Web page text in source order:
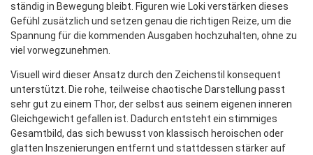
ständig in Bewegung bleibt. Figuren wie Loki verstärken dieses
Gefühl zusätzlich und setzen genau die richtigen Reize, um die
Spannung für die kommenden Ausgaben hochzuhalten, ohne zu
viel vorwegzunehmen.
Visuell wird dieser Ansatz durch den Zeichenstil konsequent
unterstützt. Die rohe, teilweise chaotische Darstellung passt
sehr gut zu einem Thor, der selbst aus seinem eigenen inneren
Gleichgewicht gefallen ist. Dadurch entsteht ein stimmiges
Gesamtbild, das sich bewusst von klassisch heroischen oder
glatten Inszenierungen entfernt und stattdessen stärker auf